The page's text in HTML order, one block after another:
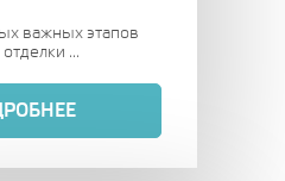
важных этапов
...